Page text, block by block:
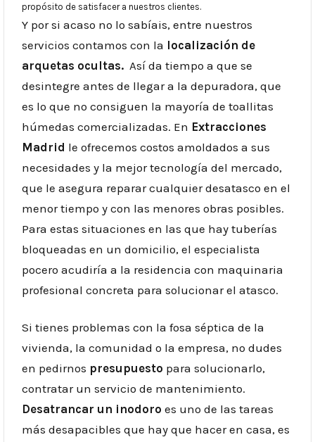
propósito de satisfacer a nuestros clientes.
Y por si acaso no lo sabíais, entre nuestros
servicios contamos con la localización de
arquetas ocultas. Así da tiempo a que se
desintegre antes de llegar a la depuradora, que
es lo que no consiguen la mayoría de toallitas
húmedas comercializadas. En Extracciones
Madrid le ofrecemos costos amoldados a sus
necesidades y la mejor tecnología del mercado,
que le asegura reparar cualquier desatasco en el
menor tiempo y con las menores obras posibles.
Para estas situaciones en las que hay tuberías
bloqueadas en un domicilio, el especialista
pocero acudiría a la residencia con maquinaria
profesional concreta para solucionar el atasco.
Si tienes problemas con la fosa séptica de la
vivienda, la comunidad o la empresa, no dudes
en pedirnos presupuesto para solucionarlo,
contratar un servicio de mantenimiento.
Desatrancar un inodoro es uno de las tareas
más desapacibles que hay que hacer en casa, es